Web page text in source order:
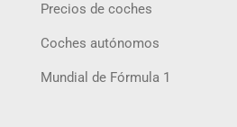
Precios de coches
Coches autónomos
Mundial de Fórmula 1